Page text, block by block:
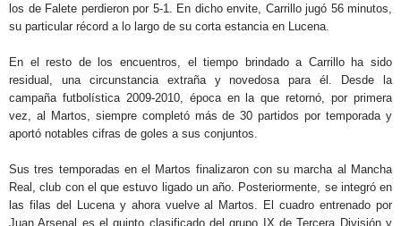
los de Falete perdieron por 5-1. En dicho envite, Carrillo jugó 56 minutos,
su particular récord a lo largo de su corta estancia en Lucena.
En el resto de los encuentros, el tiempo brindado a Carrillo ha sido
residual, una circunstancia extraña y novedosa para él. Desde la
campaña futbolística 2009-2010, época en la que retornó, por primera
vez, al Martos, siempre completó más de 30 partidos por temporada y
aportó notables cifras de goles a sus conjuntos.
Sus tres temporadas en el Martos finalizaron con su marcha al Mancha
Real, club con el que estuvo ligado un año. Posteriormente, se integró en
las filas del Lucena y ahora vuelve al Martos. El cuadro entrenado por
Juan Arsenal es el quinto clasificado del grupo IX de Tercera División y